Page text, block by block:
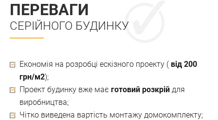
ПЕРЕВАГИ
СЕРІЙНОГО БУДИНКУ
Економія на розробці ескізного проекту ( від 200
грн/м2);
Проект будинку вже має готовий розкрій для
виробництва;
Чітко виведена вартість монтажу домокомплекту;